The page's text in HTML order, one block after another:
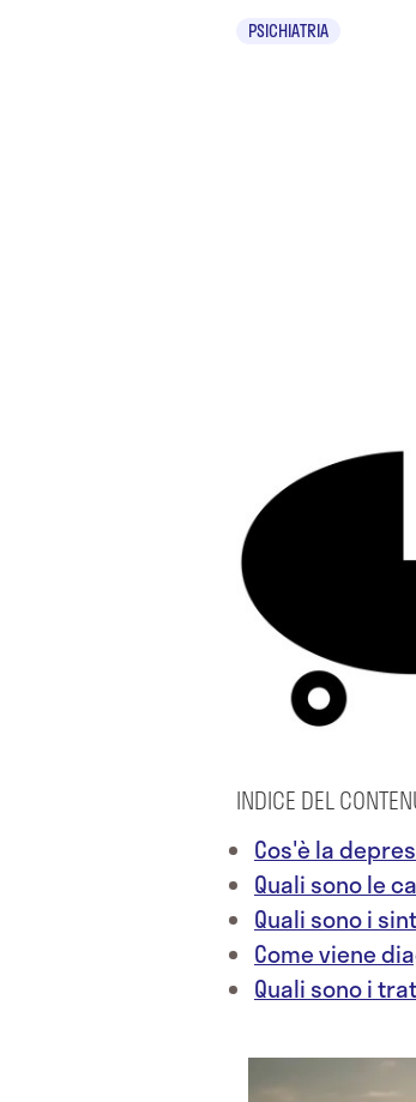
PSICHIATRIA
INDICE DEL
Cos'è la
Quali sono le
Quali sono i
Come viene
Quali sono i